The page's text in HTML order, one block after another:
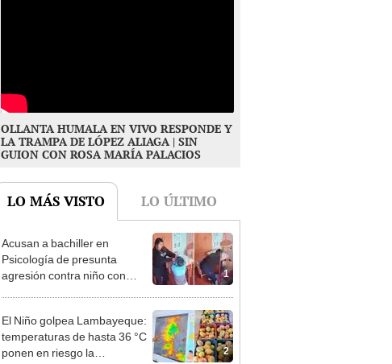
OLLANTA HUMALA EN VIVO RESPONDE Y
LA TRAMPA DE LÓPEZ ALIAGA | SIN
GUION CON ROSA MARÍA PALACIOS
LO MÁS VISTO LO ÚLTIMO
1
Acusan a bachiller en
Psicología de presunta
agresión contra niño con
2
El Niño golpea Lambayeque:
temperaturas de hasta 36 °C
ponen en riesgo la